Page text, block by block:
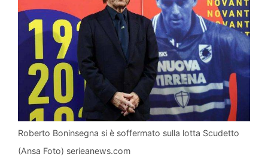
Roberto Boninsegna si è soffermato sulla lotta Scudetto
(Ansa Foto) serieanews.com